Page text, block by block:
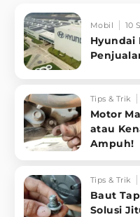
Mobil 10
Hyundai
Tips & Trik
Motor
atau
Ampuh!
Tips & Trik
Baut
Solusi